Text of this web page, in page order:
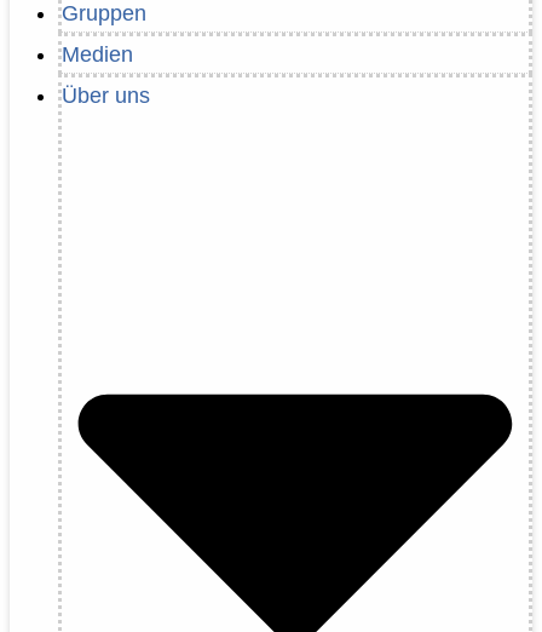
Gruppen
Medien
Über uns